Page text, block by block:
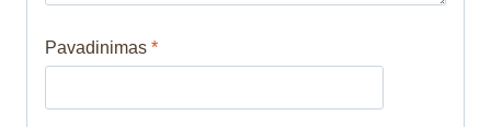
Pavadinimas *